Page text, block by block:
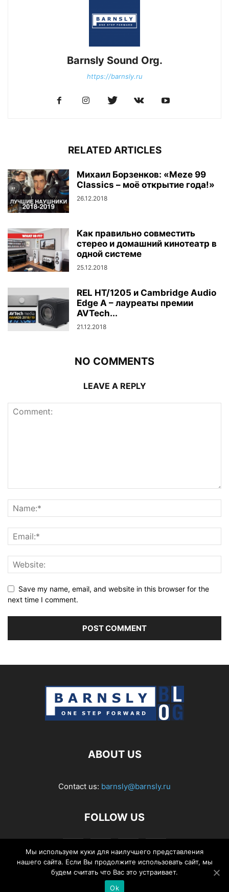
Barnsly Sound Org.
https://barnsly.ru
RELATED ARTICLES
Михаил Борзенков: «Meze 99
Classics – моё открытие года!»
26.12.2018
Как правильно совместить
стерео и домашний кинотеатр в
одной системе
25.12.2018
REL HT/1205 и Cambridge Audio
Edge A – лауреаты премии
AVTech...
21.12.2018
NO COMMENTS
LEAVE A REPLY
Save my name, email, and website in this browser for the
next time I comment.
ABOUT US
Contact us: barnsly@barnsly.ru
FOLLOW US
Мы используем куки для наилучшего представления
нашего сайта. Если Вы продолжите использовать сайт, мы
будем считать что Вас это устраивает.
Ok